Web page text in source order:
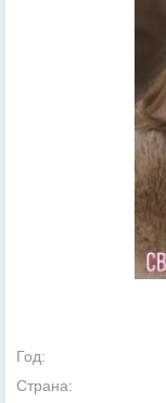
Год:
Страна: